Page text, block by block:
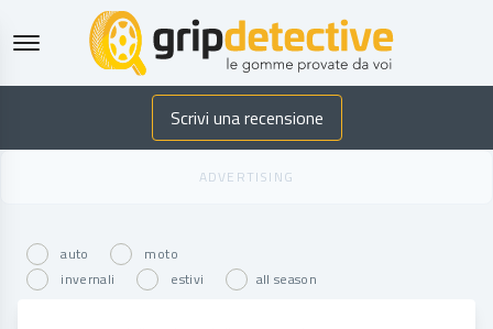
GripDetective
Scrivi una recensione
auto
moto
invernali
estivi all season